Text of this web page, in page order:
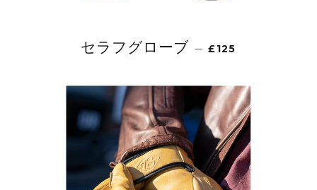
セラフグローブ — £125